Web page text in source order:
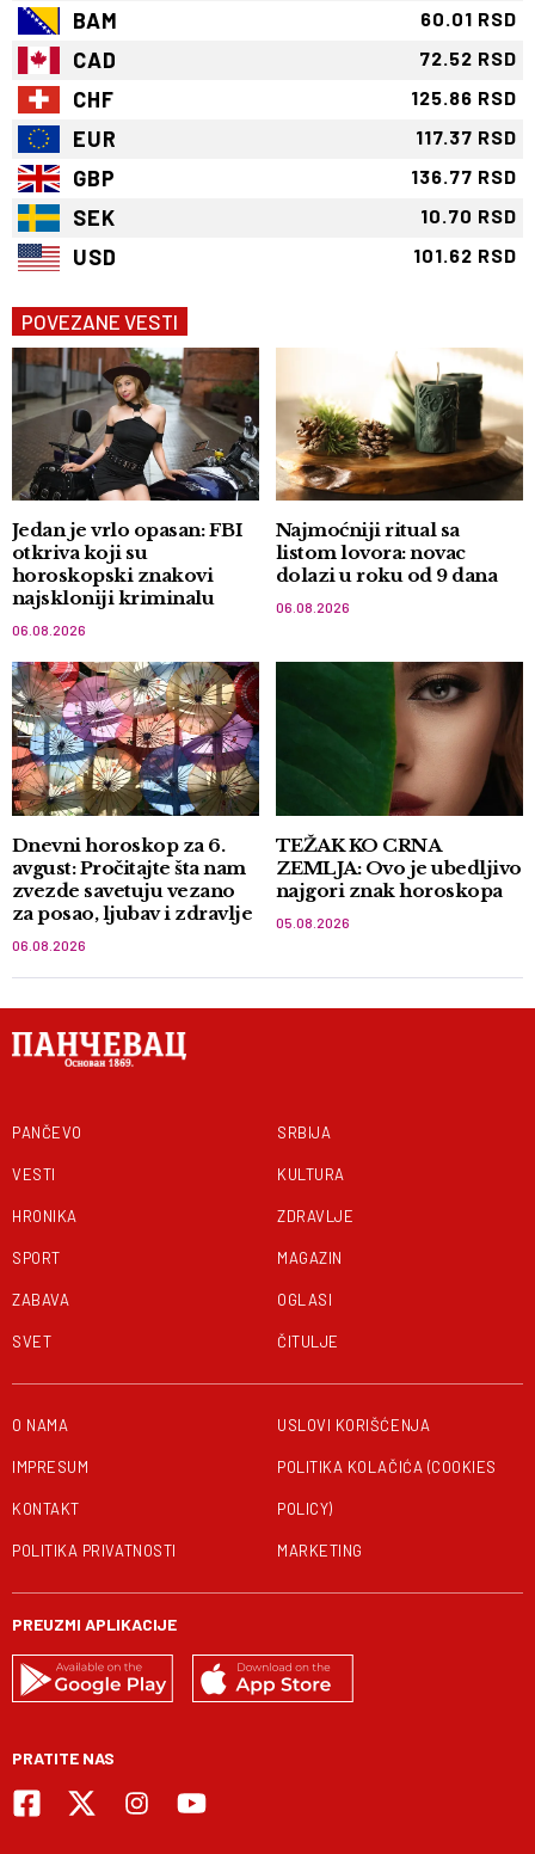
BAM 60.01 RSD
CAD 72.52 RSD
CHF 125.86 RSD
EUR 117.37 RSD
GBP 136.77 RSD
SEK 10.70 RSD
USD 101.62 RSD
POVEZANE VESTI
Jedan je vrlo opasan: FBI
otkriva koji su
horoskopski znakovi
najskloniji kriminalu
06.08.2026
Najmoćniji ritual sa
listom lovora: novac
dolazi u roku od 9 dana
06.08.2026
Dnevni horoskop za 6.
avgust: Pročitajte šta nam
zvezde savetuju vezano
za posao, ljubav i zdravlje
06.08.2026
TEŽAK KO CRNA
ZEMLJA: Ovo je ubedljivo
najgori znak horoskopa
05.08.2026
PANČEVO
VESTI
HRONIKA
SPORT
ZABAVA
SVET
SRBIJA
KULTURA
ZDRAVLJE
MAGAZIN
OGLASI
ČITULJE
O NAMA
IMPRESUM
KONTAKT
POLITIKA PRIVATNOSTI
USLOVI KORIŠĆENJA
POLITIKA KOLAČIĆA (COOKIES
POLICY)
MARKETING
PREUZMI APLIKACIJE
PRATITE NAS